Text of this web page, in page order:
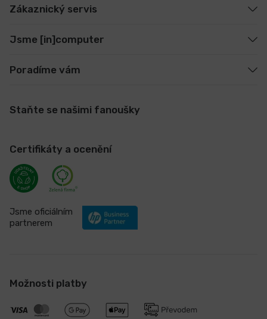
Zákaznický servis
Jsme [in]computer
Poradíme vám
Staňte se našimi fanoušky
Certifikáty a ocenění
Jsme oficiálním
partnerem
Možnosti platby